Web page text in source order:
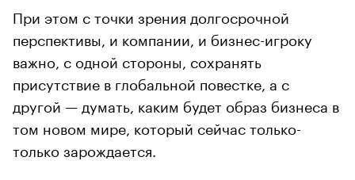
При этом с точки зрения долгосрочной
перспективы, и компании, и бизнес-игроку
важно, с одной стороны, сохранять
присутствие в глобальной повестке, а с
другой — думать, каким будет образ бизнеса в
том новом мире, который сейчас только-
только зарождается.